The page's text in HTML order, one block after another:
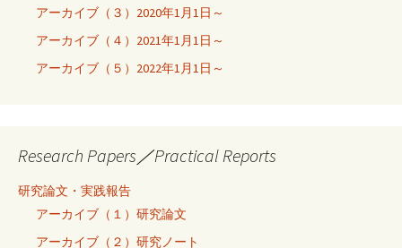
アーカイブ（３）2020年1月1日～
アーカイブ（４）2021年1月1日～
アーカイブ（５）2022年1月1日～
Research Papers／Practical Reports
研究論文・実践報告
アーカイブ（１）研究論文
アーカイブ（２）研究ノート